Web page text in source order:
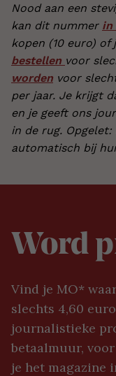
Nood aan een
kan dit nummer in
kopen (10 euro) of
bestellen voor
worden voor
per jaar. Je krijgt
en je geeft ons
in de rug.
automatisch bij
Word
Vind je MO*
slechts 4,60
journalistieke
betaalmuur,
je het magazine